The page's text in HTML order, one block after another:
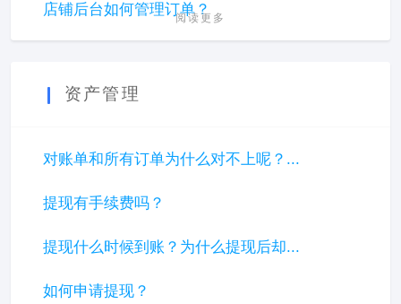
店铺后台如何管理订单？
阅读更多
资产管理
对账单和所有订单为什么对不上呢？...
提现有手续费吗？
提现什么时候到账？为什么提现后却...
如何申请提现？